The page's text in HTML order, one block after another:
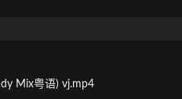
Mix粤语) vj.mp4